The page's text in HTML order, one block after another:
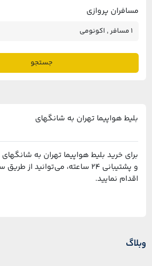
مسافران پروازی
جستجو
بلیط هواپیما تهران به شانگهای
برای خرید بلیط هواپیما تهران به
و پشتیبانی ۲۴ ساعته، می‌توانید
اقدام نمایید.
وبلاگ